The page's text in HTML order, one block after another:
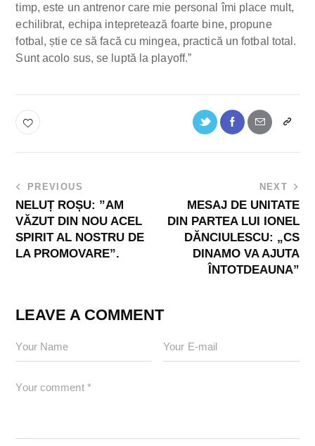
timp, este un antrenor care mie personal îmi place mult,
echilibrat, echipa intepretează foarte bine, propune
fotbal, știe ce să facă cu mingea, practică un fotbal total.
Sunt acolo sus, se luptă la playoff.”
PREVIOUS
NELUȚ ROȘU: ”AM
VĂZUT DIN NOU ACEL
SPIRIT AL NOSTRU DE
LA PROMOVARE”.
NEXT
MESAJ DE UNITATE
DIN PARTEA LUI IONEL
DĂNCIULESCU: „CS
DINAMO VA AJUTA
ÎNTOTDEAUNA”
LEAVE A COMMENT